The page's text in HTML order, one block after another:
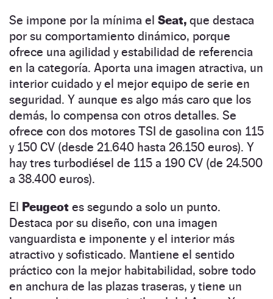
Se impone por la mínima el Seat, que destaca
por su comportamiento dinámico, porque
ofrece una agilidad y estabilidad de referencia
en la categoría. Aporta una imagen atractiva, un
interior cuidado y el mejor equipo de serie en
seguridad. Y aunque es algo más caro que los
demás, lo compensa con otros detalles. Se
ofrece con dos motores TSI de gasolina con 115
y 150 CV (desde 21.640 hasta 26.150 euros). Y
hay tres turbodiésel de 115 a 190 CV (de 24.500
a 38.400 euros).
El Peugeot es segundo a solo un punto.
Destaca por su diseño, con una imagen
vanguardista e imponente y el interior más
atractivo y sofisticado. Mantiene el sentido
práctico con la mejor habitabilidad, sobre todo
en anchura de las plazas traseras, y tiene un